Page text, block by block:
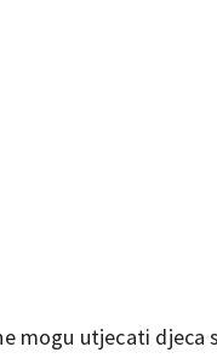
mogu utjecati